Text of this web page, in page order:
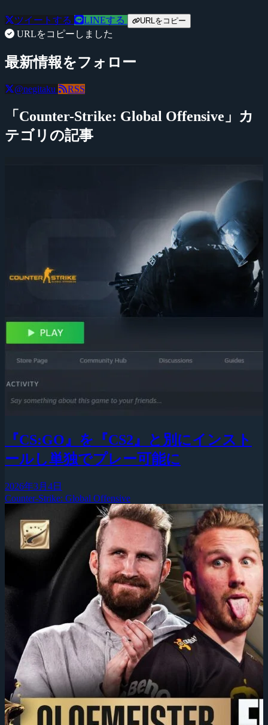
ツイートする LINEする URLをコピー
URLをコピーしました
最新情報をフォロー
@negitaku RSS
「Counter-Strike: Global Offensive」カ
テゴリの記事
『CS:GO』を『CS2』と別にインスト
ールし単独でプレー可能に
2026年3月4日
Counter-Strike: Global Offensive